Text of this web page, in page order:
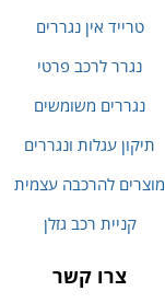
טרייד אין נגררים
נגרר לרכב פרטי
נגררים משומשים
תיקון עגלות ונגררים
מוצרים להרכבה עצמית
קניית רכב גזלן
צרו קשר